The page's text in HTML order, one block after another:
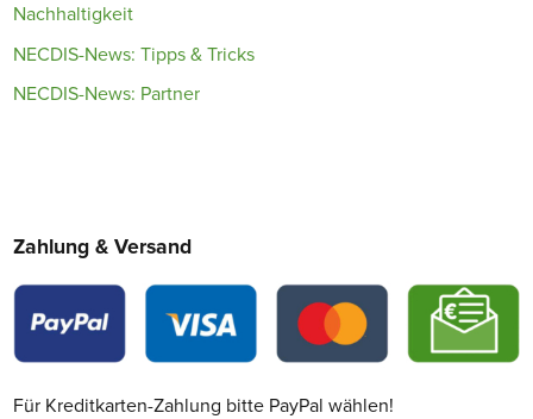
Nachhaltigkeit
NECDIS-News: Tipps & Tricks
NECDIS-News: Partner
Zahlung & Versand
Für Kreditkarten-Zahlung bitte PayPal wählen!